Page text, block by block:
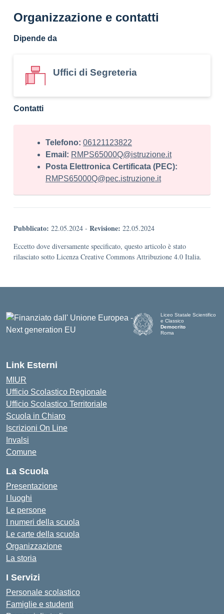
Organizzazione e contatti
Dipende da
Uffici di Segreteria
Contatti
Telefono: 06121123822
Email: RMPS65000Q@istruzione.it
Posta Elettronica Certificata (PEC):
RMPS65000Q@pec.istruzione.it
Pubblicato: 22.05.2024 - Revisione: 22.05.2024
Eccetto dove diversamente specificato, questo articolo è stato
rilasciato sotto Licenza Creative Commons Attribuzione 4.0 Italia.
Liceo Statale Scientifico
e Classico
Democrito
Roma
Link Esterni
MIUR
Ufficio Scolastico Regionale
Ufficio Scolastico Territoriale
Scuola in Chiaro
Iscrizioni On Line
Invalsi
Comune
La Scuola
Presentazione
I luoghi
Le persone
I numeri della scuola
Le carte della scuola
Organizzazione
La storia
I Servizi
Personale scolastico
Famiglie e studenti